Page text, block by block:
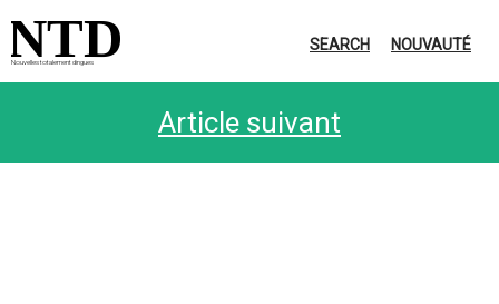
Nouvelles totalement dingues
NTD SEARCH NOUVAUTÉ
Article suivant